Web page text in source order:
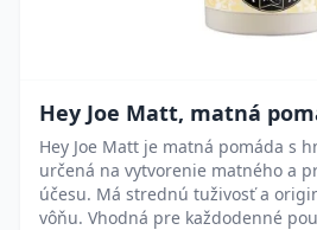
Hey Joe Matt, matná
Hey Joe Matt je matná pomáda s
určená na vytvorenie matného a
účesu. Má strednú tuživosť a
vôňu. Vhodná pre každodenné